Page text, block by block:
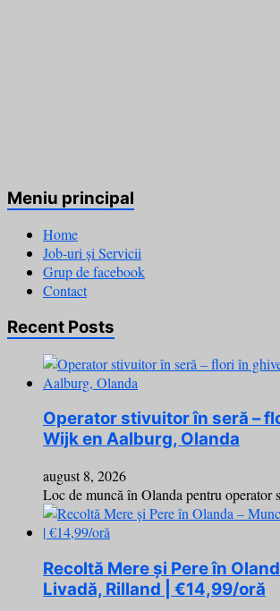
Meniu principal
Home
Job-uri și Servicii
Grup de facebook
Contact
Recent Posts
Operator stivuitor în seră –
Wijk en Aalburg, Olanda
august 8, 2026
Loc de muncă în Olanda pentru
Recoltă Mere și Pere în
Livadă, Rilland | €14,99/oră